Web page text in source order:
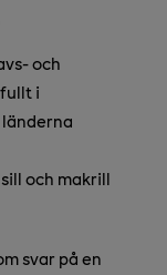
och
i
och makrill
svar på en